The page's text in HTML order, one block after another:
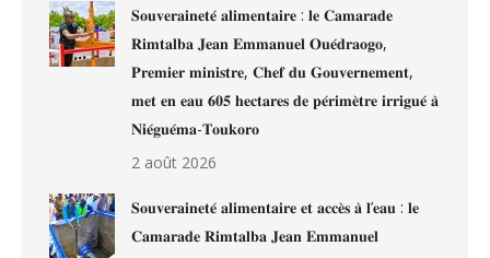
𝐒𝐨𝐮𝐯𝐞𝐫𝐚𝐢𝐧𝐞𝐭𝐞́ 𝐚𝐥𝐢𝐦𝐞𝐧𝐭𝐚𝐢𝐫𝐞 : 𝐥𝐞 𝐂𝐚𝐦𝐚𝐫𝐚𝐝𝐞
𝐑𝐢𝐦𝐭𝐚𝐥𝐛𝐚 𝐉𝐞𝐚𝐧 𝐄𝐦𝐦𝐚𝐧𝐮𝐞𝐥 𝐎𝐮𝐞́𝐝𝐫𝐚𝐨𝐠𝐨,
𝐏𝐫𝐞𝐦𝐢𝐞𝐫 𝐦𝐢𝐧𝐢𝐬𝐭𝐫𝐞, 𝐂𝐡𝐞𝐟 𝐝𝐮 𝐆𝐨𝐮𝐯𝐞𝐫𝐧𝐞𝐦𝐞𝐧𝐭,
𝐦𝐞𝐭 𝐞𝐧 𝐞𝐚𝐮 𝟔𝟎𝟓 𝐡𝐞𝐜𝐭𝐚𝐫𝐞𝐬 𝐝𝐞 𝐩𝐞́𝐫𝐢𝐦𝐞̀𝐭𝐫𝐞 𝐢𝐫𝐫𝐢𝐠𝐮𝐞́ 𝐚̀
𝐍𝐢𝐞́𝐠𝐮𝐞́𝐦𝐚-𝐓𝐨𝐮𝐤𝐨𝐫𝐨
2 août 2026
𝐒𝐨𝐮𝐯𝐞𝐫𝐚𝐢𝐧𝐞𝐭𝐞́ 𝐚𝐥𝐢𝐦𝐞𝐧𝐭𝐚𝐢𝐫𝐞 𝐞𝐭 𝐚𝐜𝐜𝐞̀𝐬 𝐚̀ 𝐥’𝐞𝐚𝐮 : 𝐥𝐞
𝐂𝐚𝐦𝐚𝐫𝐚𝐝𝐞 𝐑𝐢𝐦𝐭𝐚𝐥𝐛𝐚 𝐉𝐞𝐚𝐧 𝐄𝐦𝐦𝐚𝐧𝐮𝐞𝐥